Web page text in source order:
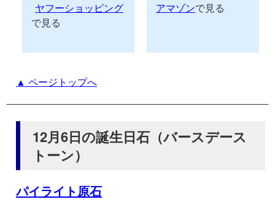
ヤフーショッピング
で見る
アマゾンで見る
▲ ページトップへ
12月6日の誕生日石（バースデース
トーン）
パイライト原石